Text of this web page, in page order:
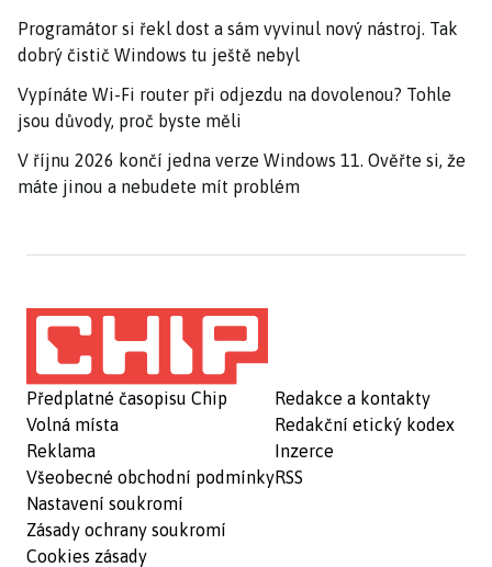
Programátor si řekl dost a sám vyvinul nový nástroj. Tak
dobrý čistič Windows tu ještě nebyl
Vypínáte Wi-Fi router při odjezdu na dovolenou? Tohle
jsou důvody, proč byste měli
V říjnu 2026 končí jedna verze Windows 11. Ověřte si, že
máte jinou a nebudete mít problém
Předplatné časopisu Chip
Volná místa
Reklama
Všeobecné obchodní podmínky
Nastavení soukromí
Zásady ochrany soukromí
Cookies zásady
Redakce a kontakty
Redakční etický kodex
Inzerce
RSS